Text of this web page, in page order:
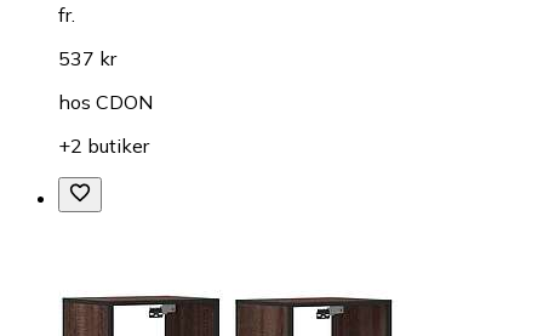
fr.
537 kr
hos CDON
+2 butiker